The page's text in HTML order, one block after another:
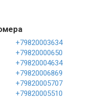
+79820003634
+79820000650
+79820004634
+79820006869
+79820005707
+79820005510